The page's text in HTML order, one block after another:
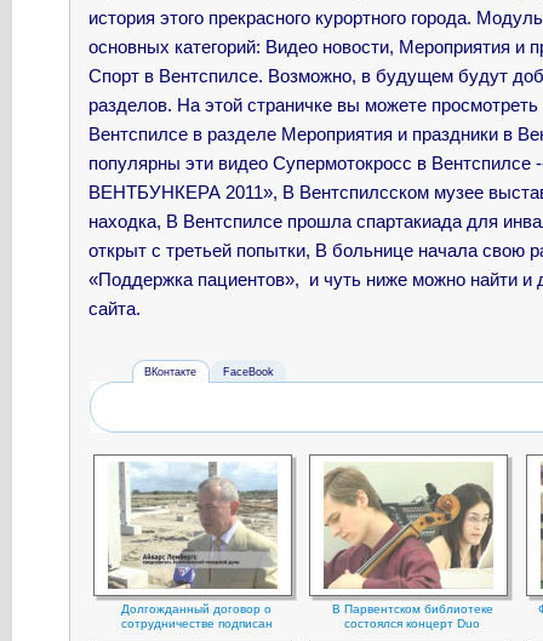
история этого прекрасного курортного города.
основных категорий: Видео новости, Мероприятия и
Спорт в Вентспилсе. Возможно, в будущем будут
разделов. На этой страничке вы можете
Вентспилсе в разделе Мероприятия и праздники в
популярны эти видео Супермотокросс в
ВЕНТБУНКЕРА 2011», В Вентспилсском музее
находка, В Вентспилсе прошла спартакиада для
открыт с третьей попытки, В больнице начала свою
«Поддержка пациентов», и чуть ниже можно найти и
сайта.
ВКонтакте FaceBook
Долгожданный договор о
сотрудничестве подписан
В Парвентском библиотеке
состоялся концерт Duo